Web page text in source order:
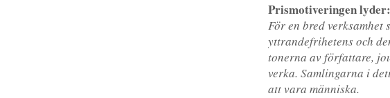
Prismotiveringen lyder:
För en bred
yttrandefrihetens och
tonerna av författare,
verka. Samlingarna i
att vara människa.